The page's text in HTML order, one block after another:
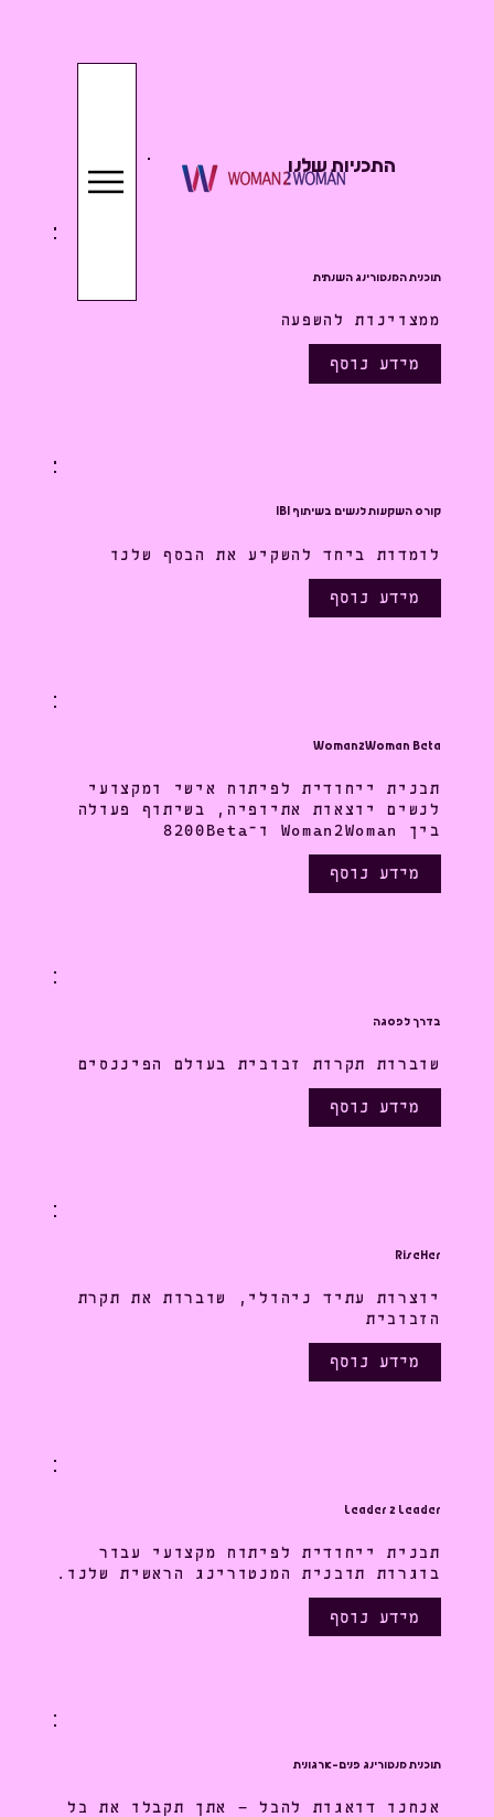
התכניות שלנו
תוכנית המנטורינג השנתית
ממצוינות להשפעה
מידע נוסף
קורס השקעות לנשים בשיתוף IBI
לומדות ביחד להשקיע את הכסף שלנו
מידע נוסף
Woman2Woman Beta
תכנית ייחודית לפיתוח אישי ומקצועי
לנשים יוצאות אתיופיה, בשיתוף פעולה
בין Woman2Woman ו־8200Beta
מידע נוסף
בדרך לפסגה
שוברות תקרות זכוכית בעולם הפיננסים
מידע נוסף
RiseHer
יוצרות עתיד ניהולי, שוברות את תקרת
הזכוכית
מידע נוסף
Leader 2 Leader
תכנית ייחודית לפיתוח מקצועי עבור
בוגרות תוכנית המנטורינג הראשית שלנו.
מידע נוסף
תוכנית מנטורינג פנים-ארגונית
אנחנו דואגות להכל - אתן תקבלו את כל